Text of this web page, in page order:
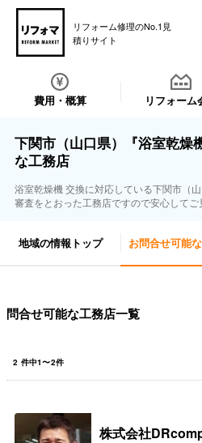
リフォーム修理のNo.1見
積りサイト
費用・概算 リフォーム
下関市（山口県）『浴室乾燥
な工務店
浴室乾燥機 交換に対応している下関市（
審査をとおった工務店ですので安心してご
地域の情報トップ お問合せ可能
問合せ可能な工務店一覧
2 件中1〜2件
株式会社